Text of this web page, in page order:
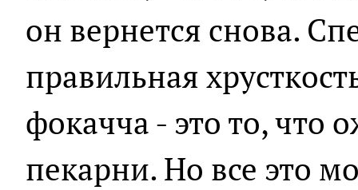
он вернется снова.
правильная
фокачча - это то, что
пекарни. Но все это